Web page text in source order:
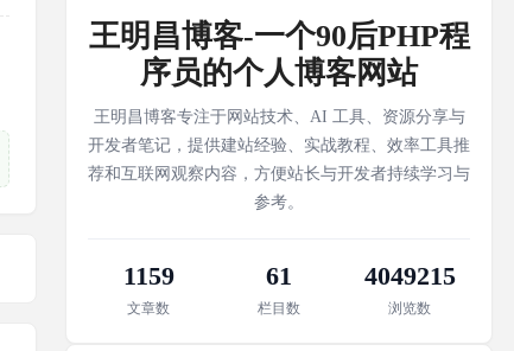
王明昌博客-一个90后PHP程
序员的个人博客网站
王明昌博客专注于网站技术、AI 工具、资源分享与
开发者笔记，提供建站经验、实战教程、效率工具推
荐和互联网观察内容，方便站长与开发者持续学习与
参考。
1159
文章数
61
栏目数
4049215
浏览数